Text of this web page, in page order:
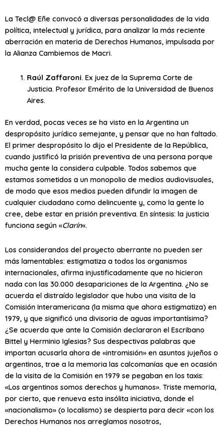
La Tecl@ Eñe convocó a diversas personalidades de la vida
política, intelectual y jurídica, para analizar la más reciente
aberración en materia de Derechos Humanos, impulsada por
la Alianza Cambiemos de Macri.
Raúl Zaffaroni. Ex juez de la Suprema Corte de
Justicia. Profesor Emérito de la Universidad de Buenos
Aires.
En verdad, pocas veces se ha visto en la Argentina un
despropósito jurídico semejante, y pensar que no han faltado.
El primer despropósito lo dijo el Presidente de la República,
cuando justificó la prisión preventiva de una persona porque
mucha gente la considera culpable. Todos sabemos que
estamos sometidos a un monopolio de medios audiovisuales,
de modo que esos medios pueden difundir la imagen de
cualquier ciudadano como delincuente y, como la gente lo
cree, debe estar en prisión preventiva. En síntesis: la justicia
funciona según «Clarín«.
Los considerandos del proyecto aberrante no pueden ser
más lamentables: estigmatiza a todos los organismos
internacionales, afirma injustificadamente que no hicieron
nada con las 30.000 desapariciones de la Argentina. ¿No se
acuerda el distraído legislador que hubo una visita de la
Comisión Interamericana (la misma que ahora estigmatiza) en
1979, y que significó una divisoria de aguas importantísima?
¿Se acuerda que ante la Comisión declararon el Escribano
Bittel y Herminio Iglesias? Sus despectivas palabras que
importan acusarla ahora de «intromisión» en asuntos jujeños o
argentinos, trae a la memoria las calcomanías que en ocasión
de la visita de la Comisión en 1979 se pegaban en los taxis:
«Los argentinos somos derechos y humanos». Triste memoria,
por cierto, que renueva esta insólita iniciativa, donde el
«nacionalismo» (o localismo) se despierta para decir «con los
Derechos Humanos nos arreglamos nosotros,